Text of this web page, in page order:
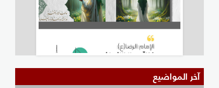
آخر المواضيع